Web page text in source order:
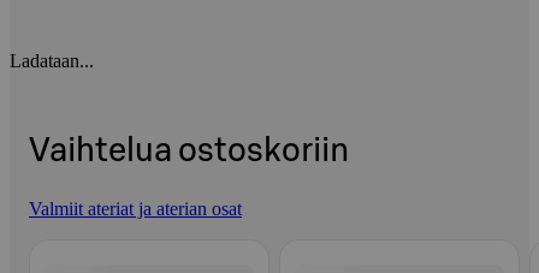
Ladataan...
Vaihtelua ostoskoriin
Valmiit ateriat ja aterian osat